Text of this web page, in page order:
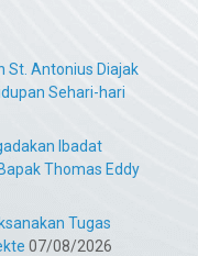
St. Antonius Diajak
Sehari-hari
Ibadat
Thomas Eddy
Tugas
07/08/2026